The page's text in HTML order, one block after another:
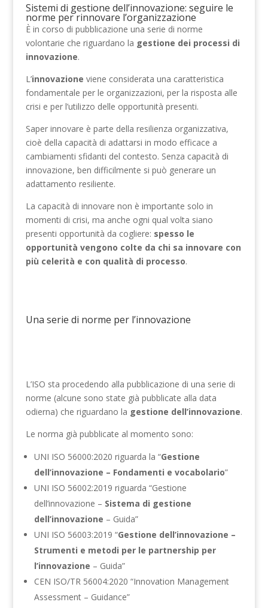
Sistemi di gestione dell’innovazione: seguire le
norme per rinnovare l’organizzazione
È in corso di pubblicazione una serie di norme
volontarie che riguardano la gestione dei processi di
innovazione.
L’innovazione viene considerata una caratteristica
fondamentale per le organizzazioni, per la risposta alle
crisi e per l’utilizzo delle opportunità presenti.
Saper innovare è parte della resilienza organizzativa,
cioè della capacità di adattarsi in modo efficace a
cambiamenti sfidanti del contesto. Senza capacità di
innovazione, ben difficilmente si può generare un
adattamento resiliente.
La capacità di innovare non è importante solo in
momenti di crisi, ma anche ogni qual volta siano
presenti opportunità da cogliere: spesso le
opportunità vengono colte da chi sa innovare con
più celerità e con qualità di processo.
Una serie di norme per l’innovazione
L’ISO sta procedendo alla pubblicazione di una serie di
norme (alcune sono state già pubblicate alla data
odierna) che riguardano la gestione dell’innovazione.
Le norma già pubblicate al momento sono:
UNI ISO 56000:2020 riguarda la “Gestione
dell’innovazione – Fondamenti e vocabolario”
UNI ISO 56002:2019 riguarda “Gestione
dell’innovazione – Sistema di gestione
dell’innovazione – Guida”
UNI ISO 56003:2019 “Gestione dell’innovazione –
Strumenti e metodi per le partnership per
l’innovazione – Guida”
CEN ISO/TR 56004:2020 “Innovation Management
Assessment – Guidance”